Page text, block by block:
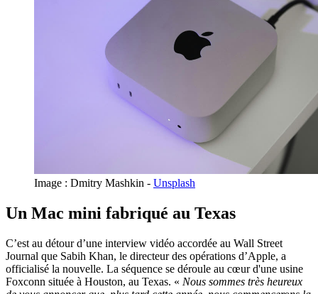
Image : Dmitry Mashkin - Unsplash
Un Mac mini fabriqué au Texas
C’est au détour d’une interview vidéo accordée au Wall Street
Journal que Sabih Khan, le directeur des opérations d’Apple, a
officialisé la nouvelle. La séquence se déroule au cœur d'une usine
Foxconn située à Houston, au Texas. « Nous sommes très heureux